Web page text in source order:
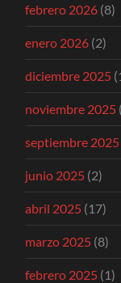
febrero 2026 (8)
enero 2026 (2)
diciembre 2025
noviembre 2025
septiembre 2025
junio 2025 (2)
abril 2025 (17)
marzo 2025 (8)
febrero 2025 (1)